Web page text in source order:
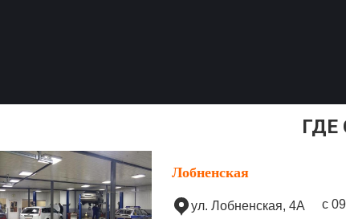
ГДЕ
Лобненская
ул. Лобненская, 4А с